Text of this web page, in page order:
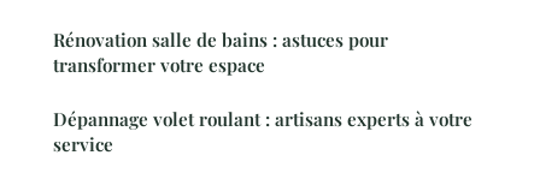
Rénovation salle de bains : astuces pour
transformer votre espace
Dépannage volet roulant : artisans experts à votre
service